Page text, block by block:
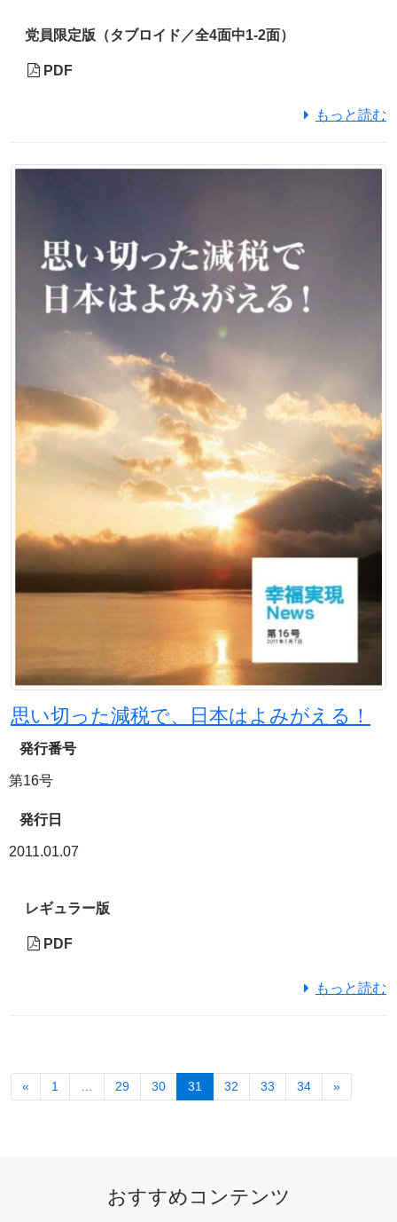
党員限定版（タブロイド／全4面中1-2面）
PDF
もっと読む
思い切った減税で、日本はよみがえる！
発行番号
第16号
発行日
2011.01.07
レギュラー版
PDF
もっと読む
« 1 29 30 31 32 33 34 »
おすすめコンテンツ